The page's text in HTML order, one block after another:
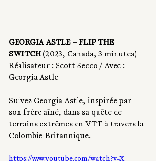
GEORGIA ASTLE – FLIP THE
SWITCH (2023, Canada, 3 minutes)
Réalisateur : Scott Secco / Avec :
Georgia Astle
Suivez Georgia Astle, inspirée par
son frère aîné, dans sa quête de
terrains extrêmes en VTT à travers la
Colombie-Britannique.
https://www.youtube.com/watch?v=X-